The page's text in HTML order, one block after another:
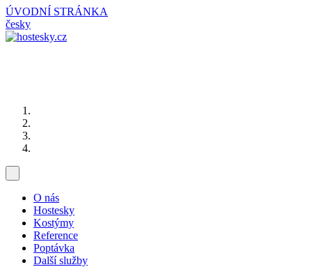
ÚVODNÍ STRÁNKA
česky
O nás
Hostesky
Kostýmy
Reference
Poptávka
Další služby